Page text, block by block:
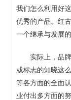
我们怎么利用好
优秀的产品。红
一个继承与发展
实际上，品牌
或标志的知晓这
等各方面的全面
业付出多方面的